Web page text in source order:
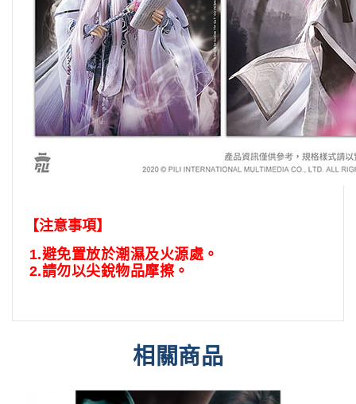
【注意事項】
1.避免置放於潮濕及火源處。
2.請勿以尖銳物品摩擦。
相關商品